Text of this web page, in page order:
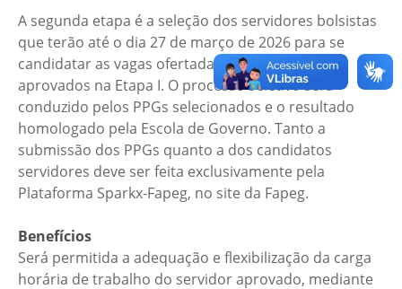
A segunda etapa é a seleção dos servidores bolsistas
que terão até o dia 27 de março de 2026 para se
candidatar as vagas ofertadas pelas IES/PPGs
aprovados na Etapa I. O processo seletivo será
conduzido pelos PPGs selecionados e o resultado
homologado pela Escola de Governo. Tanto a
submissão dos PPGs quanto a dos candidatos
servidores deve ser feita exclusivamente pela
Plataforma Sparkx-Fapeg, no site da Fapeg.
Benefícios
Será permitida a adequação e flexibilização da carga
horária de trabalho do servidor aprovado, mediante